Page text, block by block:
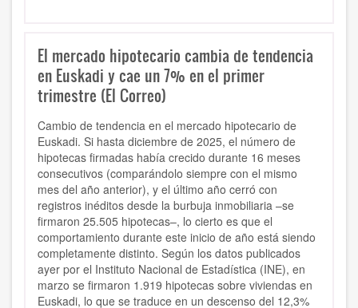
El mercado hipotecario cambia de tendencia
en Euskadi y cae un 7% en el primer
trimestre (El Correo)
Cambio de tendencia en el mercado hipotecario de
Euskadi. Si hasta diciembre de 2025, el número de
hipotecas firmadas había crecido durante 16 meses
consecutivos (comparándolo siempre con el mismo
mes del año anterior), y el último año cerró con
registros inéditos desde la burbuja inmobiliaria –se
firmaron 25.505 hipotecas–, lo cierto es que el
comportamiento durante este inicio de año está siendo
completamente distinto. Según los datos publicados
ayer por el Instituto Nacional de Estadística (INE), en
marzo se firmaron 1.919 hipotecas sobre viviendas en
Euskadi, lo que se traduce en un descenso del 12,3%